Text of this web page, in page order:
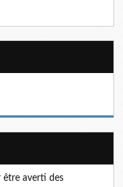
être averti des